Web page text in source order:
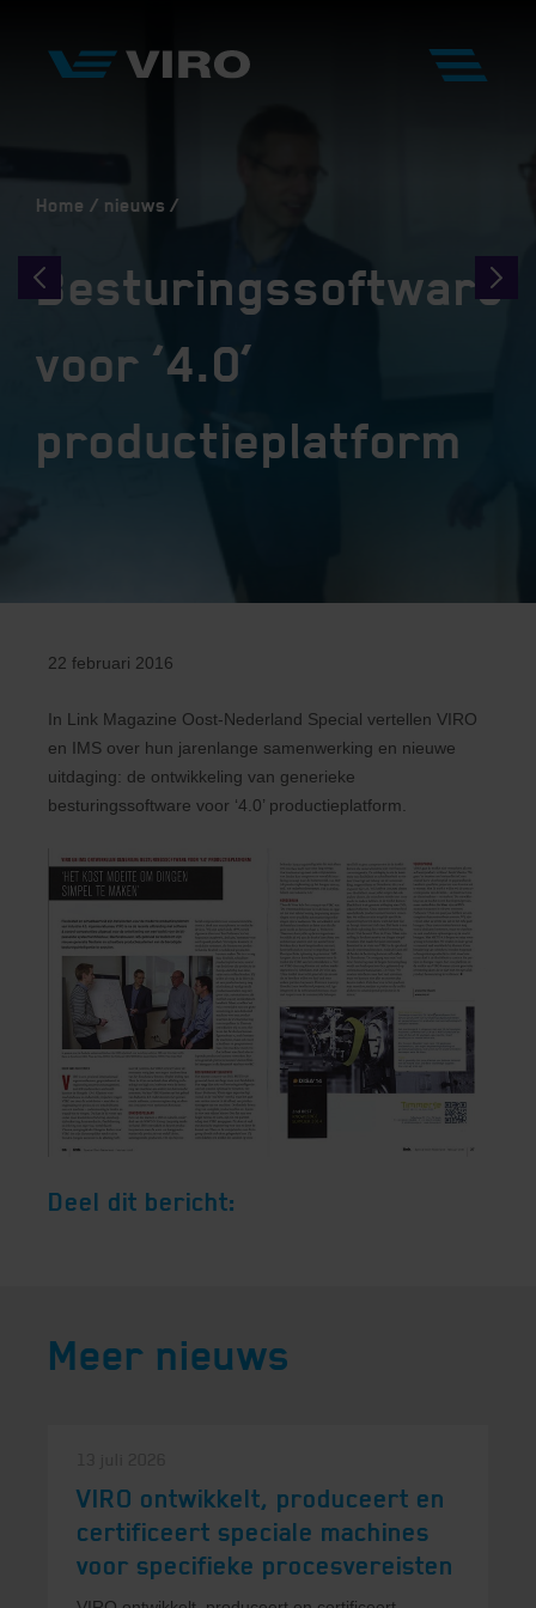
Home nieuws
Besturingssoftware
voor ‘4.0’
productieplatform
22 februari 2016
In Link Magazine Oost-Nederland Special vertellen VIRO
en IMS over hun jarenlange samenwerking en nieuwe
uitdaging: de ontwikkeling van generieke
besturingssoftware voor ‘4.0’ productieplatform.
Deel dit bericht:
Meer nieuws
VIRO ontwikkelt, produceert en
certificeert speciale machines
voor specifieke procesvereisten